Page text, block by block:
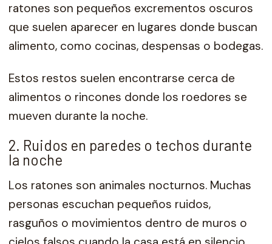
ratones son pequeños excrementos oscuros
que suelen aparecer en lugares donde buscan
alimento, como cocinas, despensas o bodegas.
Estos restos suelen encontrarse cerca de
alimentos o rincones donde los roedores se
mueven durante la noche.
2. Ruidos en paredes o techos durante
la noche
Los ratones son animales nocturnos. Muchas
personas escuchan pequeños ruidos,
rasguños o movimientos dentro de muros o